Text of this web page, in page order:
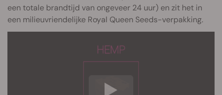
een totale brandtijd van ongeveer 24 uur) en zit het in
een milieuvriendelijke Royal Queen Seeds-verpakking.